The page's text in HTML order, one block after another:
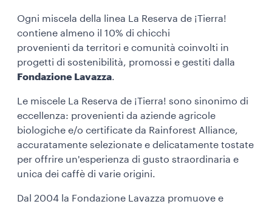
Ogni miscela della linea La Reserva de ¡Tierra!
contiene almeno il 10% di chicchi
provenienti da territori e comunità coinvolti in
progetti di sostenibilità, promossi e gestiti dalla
Fondazione Lavazza.
Le miscele La Reserva de ¡Tierra! sono sinonimo di
eccellenza: provenienti da aziende agricole
biologiche e/o certificate da Rainforest Alliance,
accuratamente selezionate e delicatamente tostate
per offrire un'esperienza di gusto straordinaria e
unica dei caffè di varie origini.
Dal 2004 la Fondazione Lavazza promuove e